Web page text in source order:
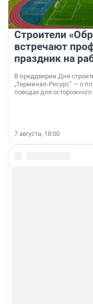
Строители
встречают
праздник на
В преддверии Дня
„Терминал-Ресурс“ — о
поводах для
7 августа, 18:00